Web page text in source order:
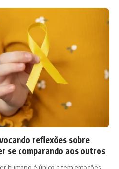
reflexões sobre
se comparando aos outros
humano é único e tem emoções